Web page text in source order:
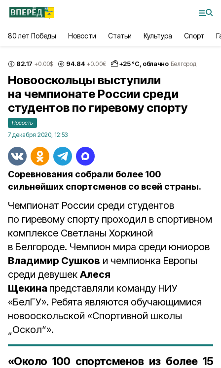
80 лет Победы Новости Статьи Культура Спорт
82.17 +0.00$ 94.84 +0.00€ +25°С, облачно Белгород
Новооскольцы выступили
на чемпионате России среди
студентов по гиревому спорту
Новость
7 декабря 2020, 12:53
Соревнования собрали более 100
сильнейших спортсменов со всей страны.
Чемпионат России среди студентов
по гиревому спорту проходил в спортивном
комплексе Светланы Хоркиной
в Белгороде. Чемпион мира среди юниоров
Владимир Сушков и чемпионка Европы
среди девушек Алеся
Щекина представляли команду НИУ
«БелГУ». Ребята являются обучающимися
новооскольской «Спортивной школы
„Оскол“».
«Около100 спортсменовиз более15